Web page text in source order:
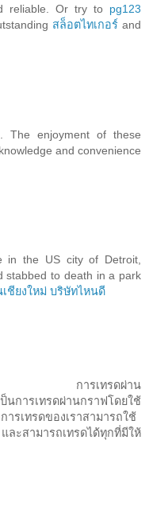
reliable. Or try to pg123
สล็อตไทเกอร์ and
enjoyment of these
and convenience
in the US city of Detroit,
stabbed to death in a park
เชียงใหม่ บริษัทไหนดี
การเทรดผ่าน
นการเทรดผ่านกราฟโดยใช้
รเทรดของเราสามารถใช้
ามารถเทรดได้ทุกที่มีให้